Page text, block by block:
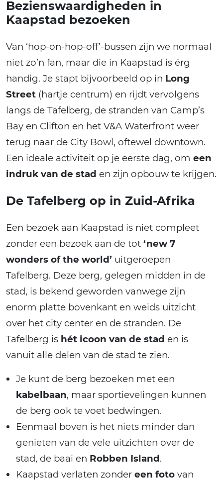
Bezienswaardigheden in
Kaapstad bezoeken
Van ‘hop-on-hop-off’-bussen zijn we normaal
niet zo’n fan, maar die in Kaapstad is érg
handig. Je stapt bijvoorbeeld op in Long
Street (hartje centrum) en rijdt vervolgens
langs de Tafelberg, de stranden van Camp’s
Bay en Clifton en het V&A Waterfront weer
terug naar de City Bowl, oftewel downtown.
Een ideale activiteit op je eerste dag, om een
indruk van de stad en zijn opbouw te krijgen.
De Tafelberg op in Zuid-Afrika
Een bezoek aan Kaapstad is niet compleet
zonder een bezoek aan de tot ‘new 7
wonders of the world’ uitgeroepen
Tafelberg. Deze berg, gelegen midden in de
stad, is bekend geworden vanwege zijn
enorm platte bovenkant en weids uitzicht
over het city center en de stranden. De
Tafelberg is hét icoon van de stad en is
vanuit alle delen van de stad te zien.
Je kunt de berg bezoeken met een
kabelbaan, maar sportievelingen kunnen
de berg ook te voet bedwingen.
Eenmaal boven is het niets minder dan
genieten van de vele uitzichten over de
stad, de baai en Robben Island.
Kaapstad verlaten zonder een foto van